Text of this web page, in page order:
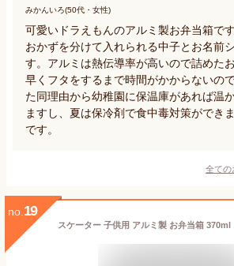
みかんいろ(50代・女性)
可愛いドラえもんのアルミ製お弁当箱で
おかずを分けて入れられる中子とお名前
す。アルミは熱伝導率が高いので詰めた
早くフタをするまで時間がかからないの
た同理由から幼稚園に保温庫があれば温
ますし、夏は保冷剤で食中毒対策ができ
です。
全ての
no. 19